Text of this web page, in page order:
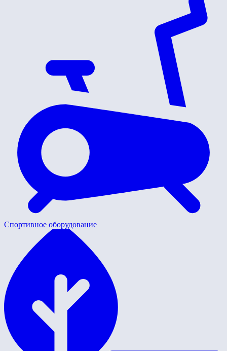
Спортивное оборудование